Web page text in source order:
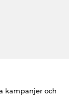
kampanjer och